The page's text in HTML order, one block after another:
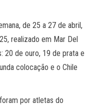
de 25 a 27 de abril,
realizado em Mar Del
20 de ouro, 19 de prata e
colocação e o Chile
por atletas do